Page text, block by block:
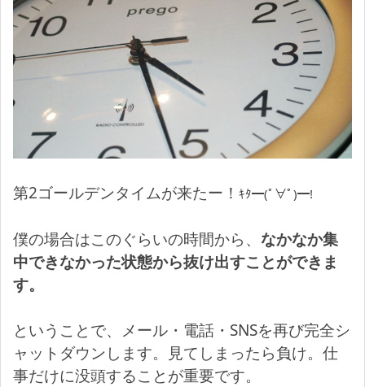
第2ゴールデンタイムが来たー！ ｷﾀ━(ﾟ∀ﾟ)━!
僕の場合はこのぐらいの時間から、 なかなか集
中できなかった状態から抜け出すことができま
す。
ということで、メール・電話・SNSを再び完全シ
ャットダウンします。見てしまったら負け。仕
事だけに没頭することが重要です。